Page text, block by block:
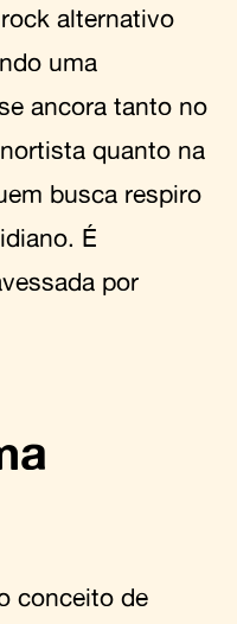
alternativo
uma
ancora tanto no
quanto na
busca respiro
É
por
conceito de